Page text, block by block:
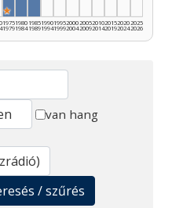
★
1975
1979
1980
1984
1985
1989
1990
1994
1995
1999
2000
2004
2005
2009
2010
2014
2015
2019
2020
2024
2025
2026
van hang
/ szűrés